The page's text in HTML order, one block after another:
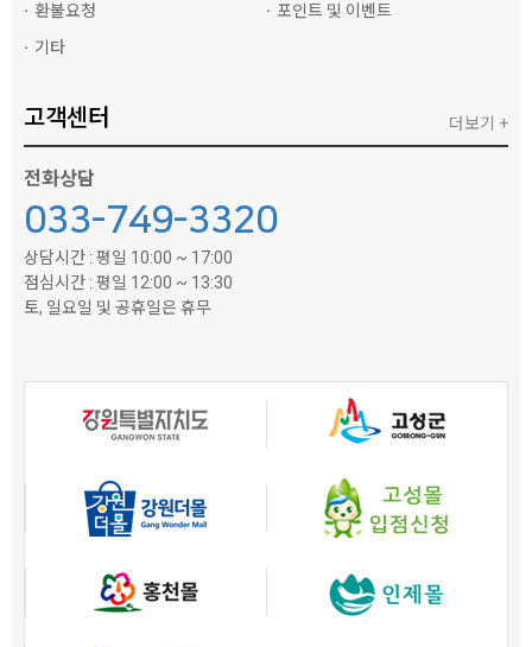
환불요청
포인트 및 이벤트
기타
고객센터
전화상담
033-749-3320
상담시간 : 평일 10:00 ~ 17:00
점심시간 : 평일 12:00 ~ 13:30
토, 일요일 및 공휴일은 휴무
더보기 +